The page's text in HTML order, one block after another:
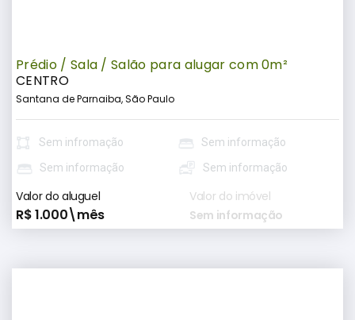
Prédio / Sala / Salão para alugar com 0m²
CENTRO
Santana de Parnaiba, São Paulo
Sem infromação
Sem informação
Sem informação
Sem informação
Valor do aluguel
R$ 1.000\mês
Valor do imóvel
Sem informação